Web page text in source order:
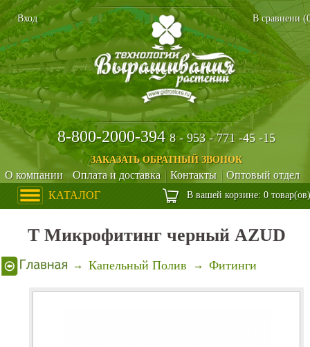
КАТАЛОГ В вашей корзине: 0 товар(ов)
8-800-2000-3948 - 953 - 771 -45 -15
ЗАКАЗАТЬ ОБРАТНЫЙ ЗВОНОК
О компании Оплата и доставка Контакты Оптовый отдел
В сравнени (
Вход
Т Микрофитинг черный AZUD
Капельный Полив Фитинги